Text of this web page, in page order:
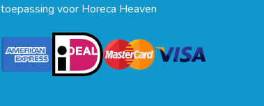
toepassing voor Horeca Heaven